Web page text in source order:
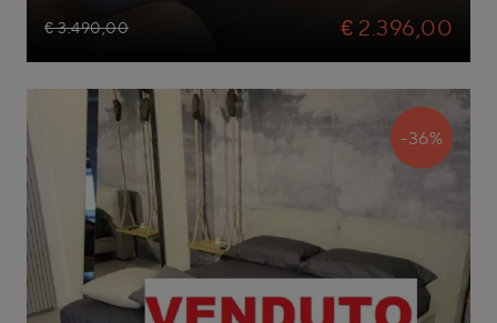
€ 3.490,00 € 2.396,00
-36%